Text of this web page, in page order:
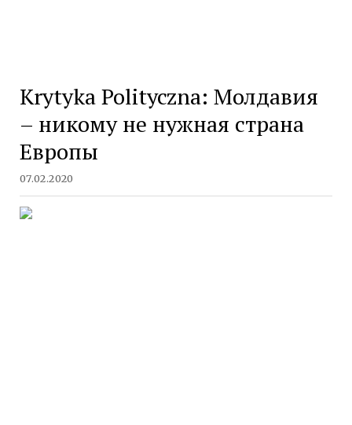
Krytyka Polityczna: Молдавия
– никому не нужная страна
Европы
07.02.2020